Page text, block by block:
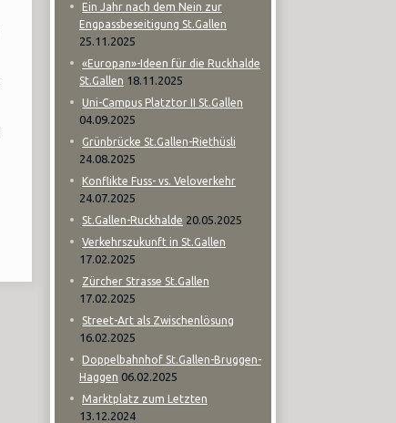
Ein Jahr nach dem Nein zur
Engpassbeseitigung St.Gallen
25.11.2025
«Europan»-Ideen für die Ruckhalde
St.Gallen 18.11.2025
Uni-Campus Platztor II St.Gallen
04.09.2025
Grünbrücke St.Gallen-Riethüsli
24.08.2025
Konflikte Fuss- vs. Veloverkehr
24.07.2025
St.Gallen-Ruckhalde 20.05.2025
Verkehrszukunft in St.Gallen
17.02.2025
Zürcher Strasse St.Gallen
17.02.2025
Street-Art als Zwischenlösung
16.02.2025
Doppelbahnhof St.Gallen-Bruggen-
Haggen 06.02.2025
Marktplatz zum Letzten
13.12.2024